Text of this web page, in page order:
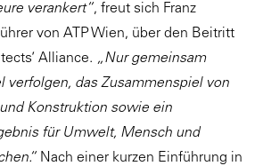
verankert“, freut sich Franz
von ATP Wien, über den Beitritt
Alliance. „Nur gemeinsam
verfolgen, das Zusammenspiel von
Konstruktion sowie ein
für Umwelt, Mensch und
Nach einer kurzen Einführung in